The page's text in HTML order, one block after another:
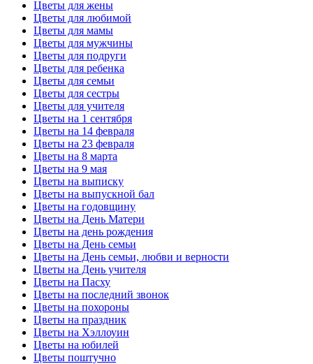
Цветы для жены
Цветы для любимой
Цветы для мамы
Цветы для мужчины
Цветы для подруги
Цветы для ребенка
Цветы для семьи
Цветы для сестры
Цветы для учителя
Цветы на 1 сентября
Цветы на 14 февраля
Цветы на 23 февраля
Цветы на 8 марта
Цветы на 9 мая
Цветы на выписку
Цветы на выпускной бал
Цветы на годовщину
Цветы на День Матери
Цветы на день рождения
Цветы на День семьи
Цветы на День семьи, любви и верности
Цветы на День учителя
Цветы на Пасху
Цветы на последний звонок
Цветы на похороны
Цветы на праздник
Цветы на Хэллоуин
Цветы на юбилей
Цветы поштучно